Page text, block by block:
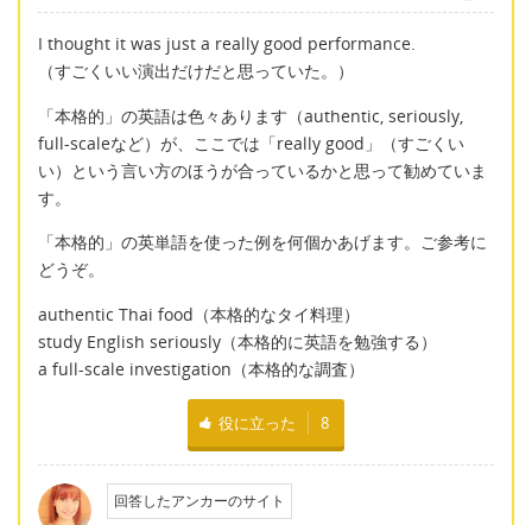
I thought it was just a really good performance.
（すごくいい演出だけだと思っていた。）
「本格的」の英語は色々あります（authentic, seriously,
full-scaleなど）が、ここでは「really good」（すごくい
い）という言い方のほうが合っているかと思って勧めていま
す。
「本格的」の英単語を使った例を何個かあげます。ご参考に
どうぞ。
authentic Thai food（本格的なタイ料理）
study English seriously（本格的に英語を勉強する）
a full-scale investigation（本格的な調査）
役に立った 8
回答したアンカーのサイト